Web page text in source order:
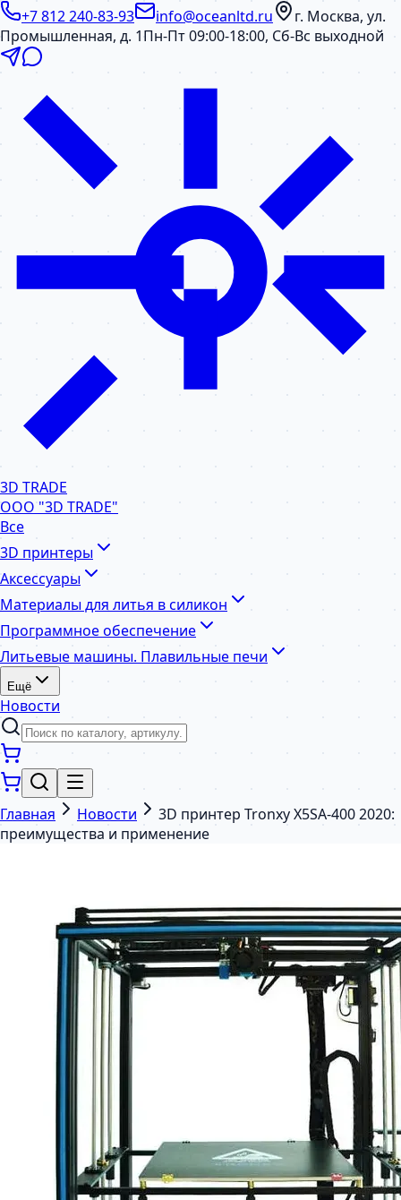
+7 812 240-83-93 info@oceanltd.ru
г. Москва, ул.
Промышленная, д. 1Пн-Пт 09:00-18:00, Сб-Вс выходной
3D TRADE
ООО "3D TRADE"
Все
3D принтеры
Аксессуары
Материалы для литья в силикон
Программное обеспечение
Литьевые машины. Плавильные печи
Ещё
Новости
Главная Новости
3D принтер Tronxy X5SA-400 2020:
преимущества и применение